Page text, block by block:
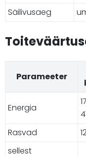
Säilivusaeg
Parameeter
Energia
Rasvad
sellest